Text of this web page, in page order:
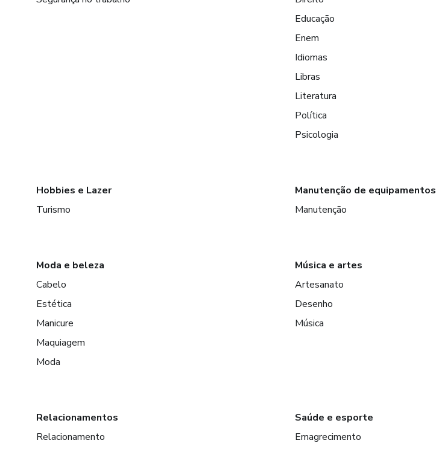
Educação
Enem
Idiomas
Libras
Literatura
Política
Psicologia
Hobbies e Lazer
Turismo
Manutenção de equipamentos
Manutenção
Moda e beleza
Cabelo
Estética
Manicure
Maquiagem
Moda
Música e artes
Artesanato
Desenho
Música
Relacionamentos
Relacionamento
Saúde e esporte
Emagrecimento